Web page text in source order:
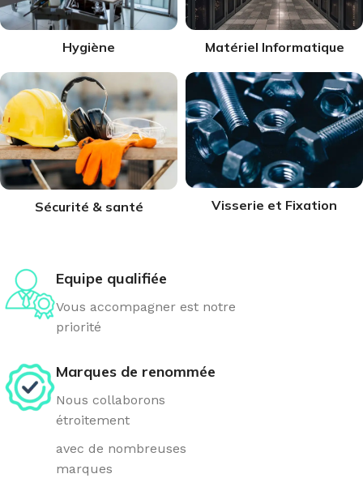
Hygiène Matériel Informatique
Sécurité & santé Visserie et Fixation
Equipe qualifiée
Vous accompagner est notre
priorité
Marques de renommée
Nous collaborons
étroitement
avec de nombreuses
marques